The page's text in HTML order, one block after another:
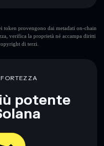
Streetbeat
finanziaria.
provengono dai metadati on-chain
verifica la proprietà né accampa diritti
di terzi.
potente